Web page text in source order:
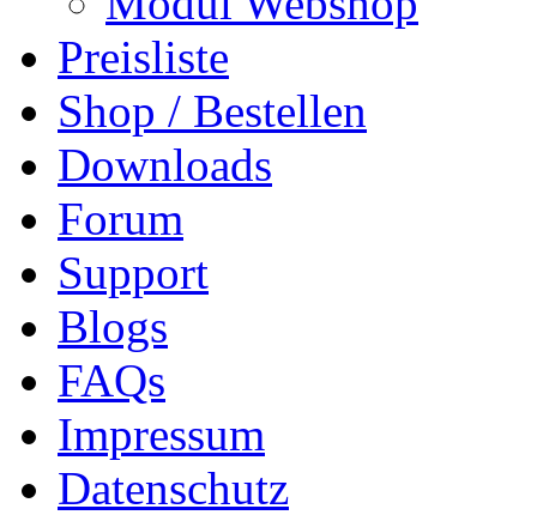
Preisliste
Shop / Bestellen
Downloads
Forum
Support
Blogs
FAQs
Impressum
Datenschutz